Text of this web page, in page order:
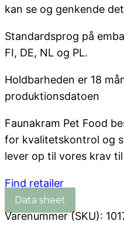
kan se og genkende
Standardsprog på
FI, DE, NL og PL.
Holdbarheden er 18
produktionsdatoen
Faunakram Pet Food
for kvalitetskontrol og
lever op til vores krav
Find retailer
Varenummer (SKU):